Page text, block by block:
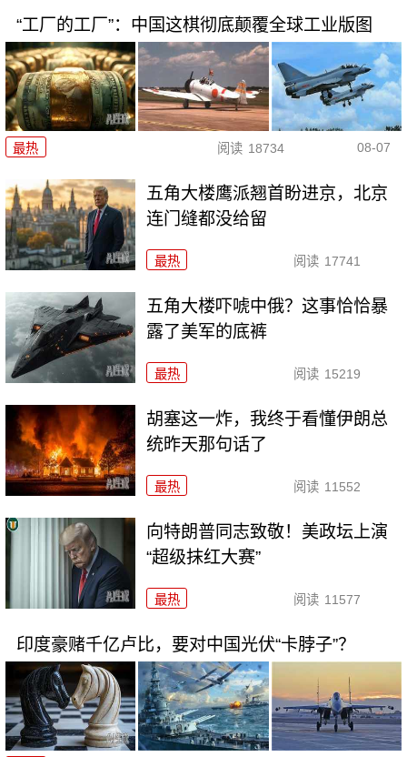
“工厂的工厂”：中国这棋彻底颠覆全球工业版图
最热 阅读 18734 08-07
五角大楼鹰派翘首盼进京，北京
连门缝都没给留
最热 阅读 17741
五角大楼吓唬中俄？这事恰恰暴
露了美军的底裤
最热 阅读 15219
胡塞这一炸，我终于看懂伊朗总
统昨天那句话了
最热 阅读 11552
向特朗普同志致敬！美政坛上演
“超级抹红大赛”
最热 阅读 11577
印度豪赌千亿卢比，要对中国光伏“卡脖子”？